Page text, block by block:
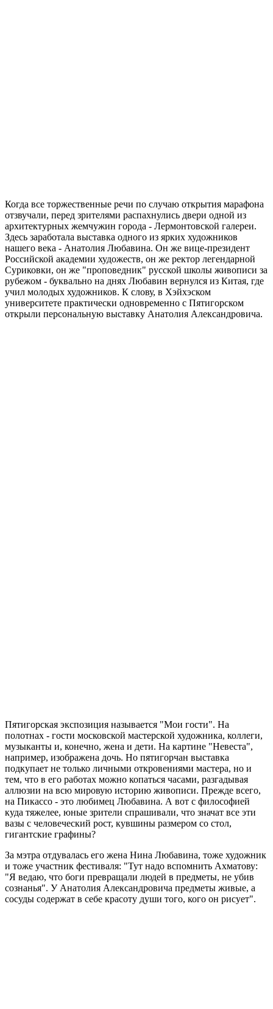
Когда все торжественные речи по случаю открытия марафона
отзвучали, перед зрителями распахнулись двери одной из
архитектурных жемчужин города - Лермонтовской галереи.
Здесь заработала выставка одного из ярких художников
нашего века - Анатолия Любавина. Он же вице-президент
Российской академии художеств, он же ректор легендарной
Суриковки, он же "проповедник" русской школы живописи за
рубежом - буквально на днях Любавин вернулся из Китая, где
учил молодых художников. К слову, в Хэйхэском
университете практически одновременно с Пятигорском
открыли персональную выставку Анатолия Александровича.
Пятигорская экспозиция называется "Мои гости". На
полотнах - гости московской мастерской художника, коллеги,
музыканты и, конечно, жена и дети. На картине "Невеста",
например, изображена дочь. Но пятигорчан выставка
подкупает не только личными откровениями мастера, но и
тем, что в его работах можно копаться часами, разгадывая
аллюзии на всю мировую историю живописи. Прежде всего,
на Пикассо - это любимец Любавина. А вот с философией
куда тяжелее, юные зрители спрашивали, что значат все эти
вазы с человеческий рост, кувшины размером со стол,
гигантские графины?
За мэтра отдувалась его жена Нина Любавина, тоже художник
и тоже участник фестиваля: "Тут надо вспомнить Ахматову:
"Я ведаю, что боги превращали людей в предметы, не убив
сознанья". У Анатолия Александровича предметы живые, а
сосуды содержат в себе красоту души того, кого он рисует".